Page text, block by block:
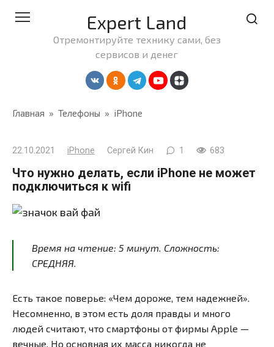
Expert Land
Отремонтируйте технику сами, без
сервисов и денег
Главная » Телефоны » iPhone
22.10.2021 iPhone Сергей Кин 1 683
Что нужно делать, если iPhone не может
подключиться к wifi
Время на чтение: 5 минут . Сложность:
СРЕДНЯЯ.
Есть такое поверье: «Чем дороже, тем надежней».
Несомненно, в этом есть доля правды и много
людей считают, что смартфоны от фирмы Apple —
вечные. Но основная их масса никогда не